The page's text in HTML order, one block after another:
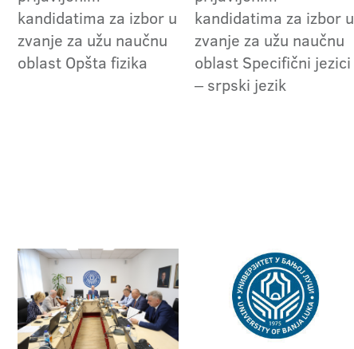
kandidatima za izbor u
zvanje za užu naučnu
oblast Opšta fizika
kandidatima za izbor u
zvanje za užu naučnu
oblast Specifični jezici
‒ srpski jezik